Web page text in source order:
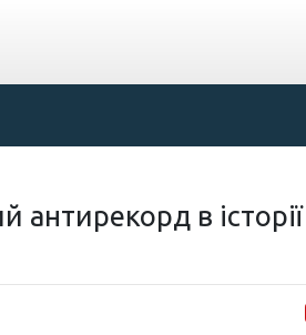
антирекорд в історії